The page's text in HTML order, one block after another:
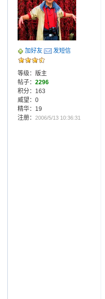
加好友 发短信
等级：版主
帖子： 2296
积分：163
威望：0
精华：19
注册： 2006/5/13 10:36:31